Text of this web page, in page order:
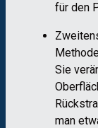
für den
Sie
man